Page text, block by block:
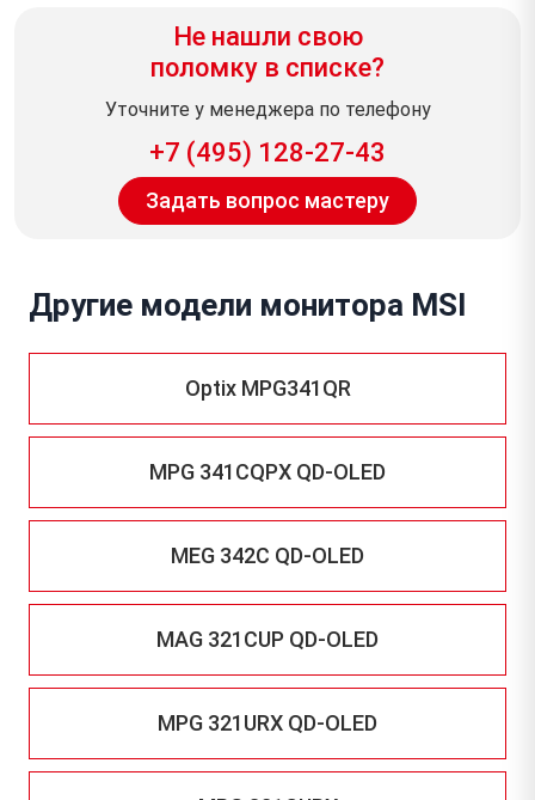
Не нашли свою
поломку в списке?
Уточните у менеджера по телефону
+7 (495) 128-27-43
Задать вопрос мастеру
Другие модели монитора MSI
Optix MPG341QR
MPG 341CQPX QD-OLED
MEG 342C QD-OLED
MAG 321CUP QD-OLED
MPG 321URX QD-OLED